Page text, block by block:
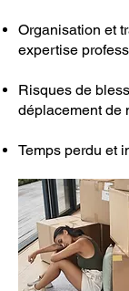
Organisation et
expertise
Risques de
déplacement de
Temps perdu et